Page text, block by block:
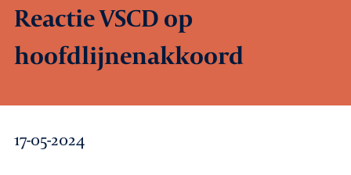
Belangenbehartiging
Werkgeverszaken
Netwerk & service
Reactie VSCD op
hoofdlijnenakkoord
17-05-2024